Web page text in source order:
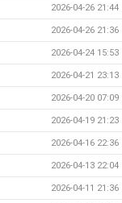
2026-04-26 21:44
2026-04-26 21:36
2026-04-24 15:53
2026-04-21 23:13
2026-04-20 07:09
2026-04-19 21:23
2026-04-16 22:36
2026-04-13 22:04
2026-04-11 21:36